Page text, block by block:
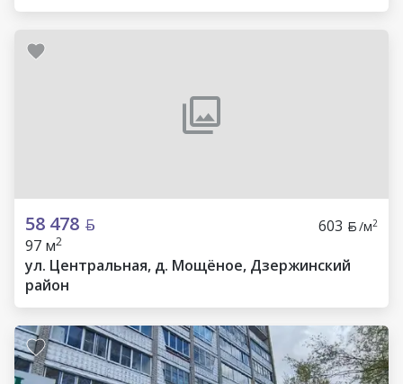
58 478 603 /м2
97 м2
ул. Центральная, д. Мощёное, Дзержинский
район